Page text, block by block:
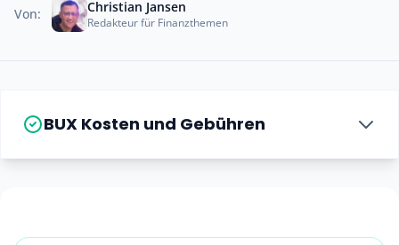
Von: Christian Jansen
Redakteur für Finanzthemen
BUX Kosten und Gebühren